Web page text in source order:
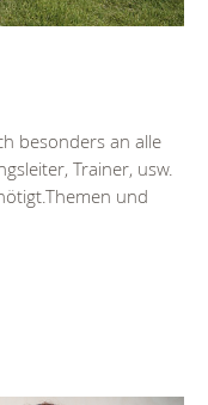
besonders an alle
Trainer, usw.
und